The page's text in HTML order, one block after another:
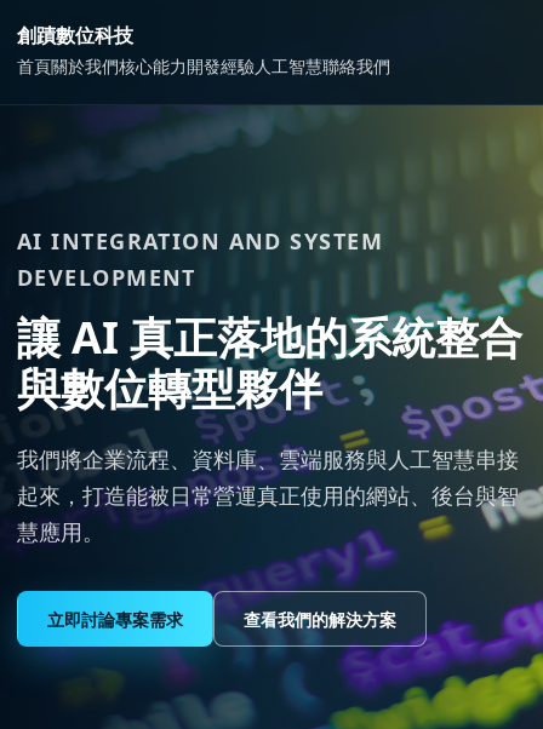
創蹟數位科技
首頁關於我們核心能力開發經驗人工智慧聯絡我們
AI INTEGRATION AND SYSTEM
DEVELOPMENT
讓 AI 真正落地的系統整合
與數位轉型夥伴
我們將企業流程、資料庫、雲端服務與人工智慧串接
起來，打造能被日常營運真正使用的網站、後台與智
慧應用。
立即討論專案需求 查看我們的解決方案